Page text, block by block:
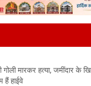
गोली मारकर हत्या, जमींदार के
हैं हाईवे